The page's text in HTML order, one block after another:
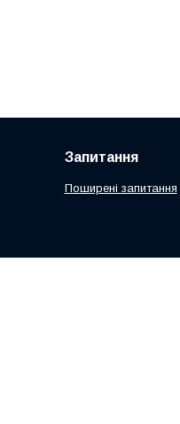
Запитання
Поширені запитання